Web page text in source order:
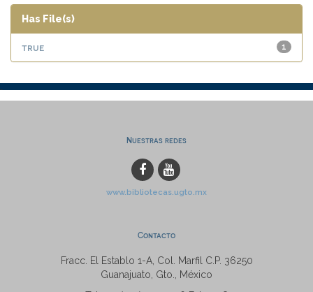
Has File(s)
1
true
Nuestras redes
www.bibliotecas.ugto.mx
Contacto
Fracc. El Establo 1-A, Col. Marfil C.P. 36250
Guanajuato, Gto., México